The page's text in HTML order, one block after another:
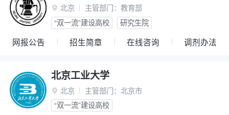
 北京 主管部门： 教育部
“双一流”建设高校
研究生院
网报公告 招生简章 在线咨询 调剂办法
北京工业大学
 北京 主管部门： 北京市
“双一流”建设高校